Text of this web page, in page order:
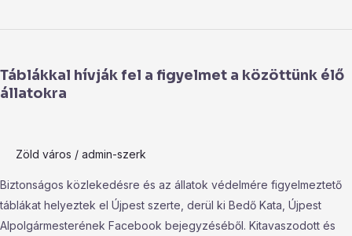
Táblákkal hívják fel a figyelmet a közöttünk élő
állatokra
Zöld város / admin-szerk
Biztonságos közlekedésre és az állatok védelmére figyelmeztető
táblákat helyeztek el Újpest szerte, derül ki Bedő Kata, Újpest
Alpolgármesterének Facebook bejegyzéséből. Kitavaszodott és
fel
a
közöttünk
élő
állatokra